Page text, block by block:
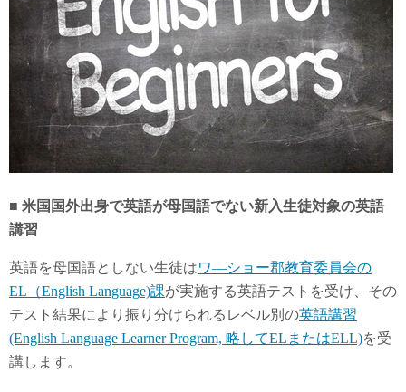
■ 米国国外出身で英語が母国語でない新入生徒対象の英語
講習
英語を母国語としない生徒はワ―ショー郡教育委員会の
EL（English Language)課が実施する英語テストを受け、その
テスト結果により振り分けられるレベル別の英語講習
(English Language Learner Program, 略してELまたはELL)を受
講します。